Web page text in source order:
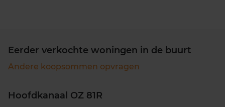
Eerder verkochte woningen in de buurt
Andere koopsommen opvragen
Hoofdkanaal OZ 81R